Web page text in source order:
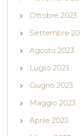
Ottobre 2023
Settembre
Agosto 2023
Luglio 2023
Giugno 2023
Maggio 2023
Aprile 2023